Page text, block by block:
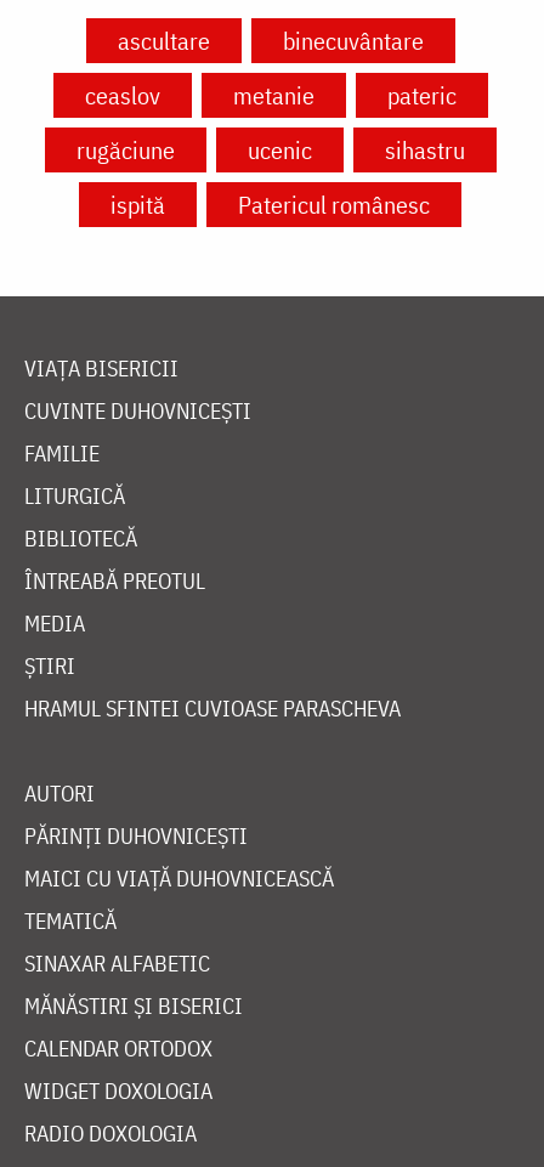
ascultare
binecuvântare
ceaslov
metanie
pateric
rugăciune
ucenic
sihastru
ispită
Patericul românesc
VIAȚA BISERICII
CUVINTE DUHOVNICEȘTI
FAMILIE
LITURGICĂ
BIBLIOTECĂ
ÎNTREABĂ PREOTUL
MEDIA
ȘTIRI
HRAMUL SFINTEI CUVIOASE PARASCHEVA
AUTORI
PĂRINȚI DUHOVNICEȘTI
MAICI CU VIAȚĂ DUHOVNICEASCĂ
TEMATICĂ
SINAXAR ALFABETIC
MĂNĂSTIRI ȘI BISERICI
CALENDAR ORTODOX
WIDGET DOXOLOGIA
RADIO DOXOLOGIA